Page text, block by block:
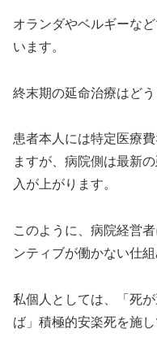
オランダやベルギーな
います。
終末期の延命治療はど
患者本人には特定医療
ますが、病院側は最新
入が上がります。
このように、病院経営
ンティブが働かない仕
私個人としては、「死
ば」積極的安楽死を施